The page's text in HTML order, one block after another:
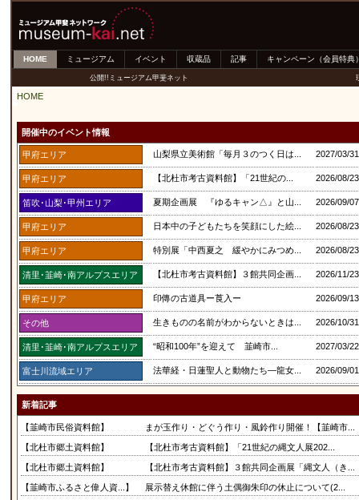
HOME ミュージアム イベント 収蔵品 記事 キャンペーン（会員特典
公開!!ミュージアム甲斐ネット
HOME
開催中のイベント情報
甲府エリア 山梨県立美術館「毎月３のつく日は... 2027/03/
甲府エリア 【北杜市考古資料館】「21世紀の... 2026/08/
笛吹･山梨･甲州エリア 夏期企画展 『ゆるキャン△』と山... 2026/09/
甲府エリア 日本中の子どもたちを笑顔にした絵... 2026/08/
甲府エリア 特別展「中西夏之 緩やかにみつめ... 2026/08/
清里･韮崎･南アルプスエリア 【北杜市考古資料館】３館共同企画... 2026/11/
甲府エリア 印傳の古道具ー莨入ー 2026/09/
その他 生きものの名前がわからないときは... 2026/10/
清里･韮崎･南アルプスエリア “昭和100年”を迎えて 韮崎市... 2027/03/
富士川流域エリア 法華経・日蓮聖人と動物たち―龍女... 2026/09/
新着記事
【韮崎市民俗資料館】 まが玉作り・どぐう作り・風鈴作り開催！【韮崎市...
【北杜市郷土資料館】 【北杜市考古資料館】「21世紀の縄文人展202...
【北杜市郷土資料館】 【北杜市考古資料館】３館共同企画展「縄文人（き...
【韮崎市ふるさと偉人資...】 展示替え休館に伴う土偶御朱印の休止について(2...